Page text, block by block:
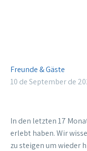
Freunde & Gäste
10 de September de
In den letzten 17
erlebt haben. Wir
zu steigen um wieder